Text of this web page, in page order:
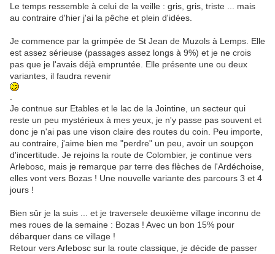
Le temps ressemble à celui de la veille : gris, gris, triste ... mais
au contraire d'hier j'ai la pêche et plein d'idées.
Je commence par la grimpée de St Jean de Muzols à Lemps. Elle
est assez sérieuse (passages assez longs à 9%) et je ne crois
pas que je l'avais déjà empruntée. Elle présente une ou deux
variantes, il faudra revenir
Je contnue sur Etables et le lac de la Jointine, un secteur qui
reste un peu mystérieux à mes yeux, je n'y passe pas souvent et
donc je n'ai pas une vison claire des routes du coin. Peu importe,
au contraire, j'aime bien me "perdre" un peu, avoir un soupçon
d'incertitude. Je rejoins la route de Colombier, je continue vers
Arlebosc, mais je remarque par terre des flèches de l'Ardéchoise,
elles vont vers Bozas ! Une nouvelle variante des parcours 3 et 4
jours !
Bien sûr je la suis ... et je traversele deuxième village inconnu de
mes roues de la semaine : Bozas ! Avec un bon 15% pour
débarquer dans ce village !
Retour vers Arlebosc sur la route classique, je décide de passer